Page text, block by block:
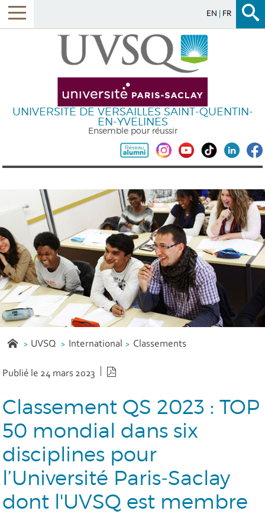
EN FR
UNIVERSITÉ DE VERSAILLES SAINT-QUENTIN-
EN-YVELINES
Ensemble pour réussir
UVSQ International Classements
Publié le 24 mars 2023
Classement QS 2023 : TOP
50 mondial dans six
disciplines pour
l’Université Paris-Saclay
dont l'UVSQ est membre